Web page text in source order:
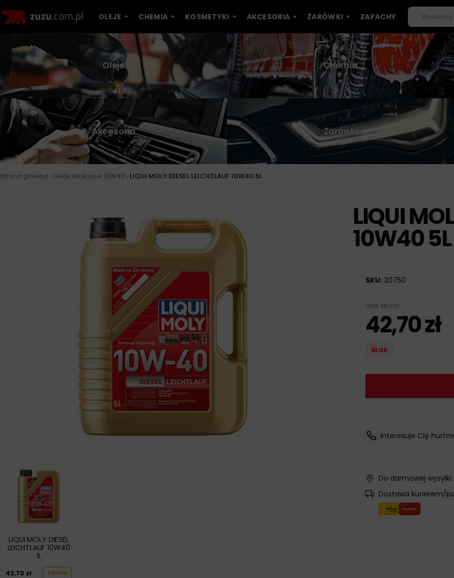
OLEJE CHEMIA KOSMETYKI AKCESORIA ŻARÓWKI ZAPACHY
Oleje Chemia
Akcesoria Żarówki
Strona główna › Oleje silnikowe 10W40 › LIQUI MOLY DIESEL LEICHTLAUF 10W40 5L
LIQUI MOLY DIESEL
LEICHTLAUF 10W40
1L
42,70 zł Zamów
LIQUI
10W40 5L
SKU: 20750
CENA BRUTTO
42,70zł
Brak
Interesuje Cię
Do darmowej
Dostawa kurierem/